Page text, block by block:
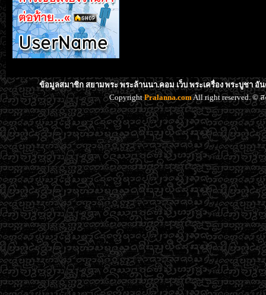
ข้อมูลสมาชิก สยามพระ พระล้านนา.คอม เว็บ พระเครื่อง พระบูชา อั
CopyrightPralanna.comAll right reserved. ©